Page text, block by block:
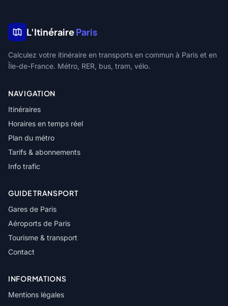
L'ItinéraireParis
Calculez votre itinéraire en transports en commun à Paris et en
Île-de-France. Métro, RER, bus, tram, vélo.
NAVIGATION
Itinéraires
Horaires en temps réel
Plan du métro
Tarifs & abonnements
Info trafic
GUIDE TRANSPORT
Gares de Paris
Aéroports de Paris
Tourisme & transport
Contact
INFORMATIONS
Mentions légales